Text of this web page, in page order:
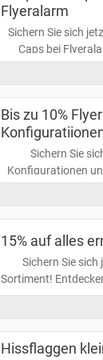
Flyeralarm
Sichern Sie sich
Caps bei
Bis zu 10%
Sichern Sie
Konfigurationen
Sie nicht diese
15% auf alles
Sichern Sie
Sortiment!
jedem Einkauf.
Hissflaggen